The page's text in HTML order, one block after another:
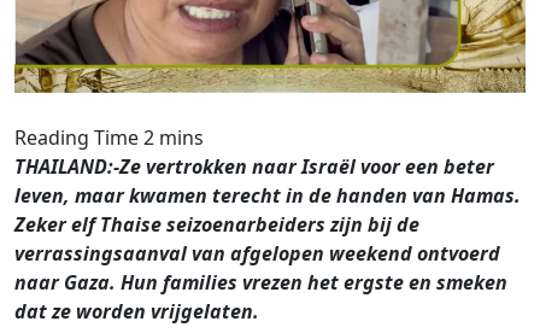
THAILAND:-Ze vertrokken naar Israël voor een beter
leven, maar kwamen terecht in de handen van Hamas.
Zeker elf Thaise seizoenarbeiders zijn bij de
verrassingsaanval van afgelopen weekend ontvoerd
naar Gaza. Hun families vrezen het ergste en smeken
dat ze worden vrijgelaten.